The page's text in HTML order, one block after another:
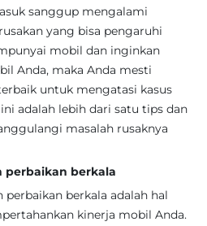
sanggup mengalami
yang bisa pengaruhi
mobil dan inginkan
Anda, maka Anda mesti
untuk mengatasi kasus
adalah lebih dari satu tips dan
masalah rusaknya
perbaikan berkala
perbaikan berkala adalah hal
kinerja mobil Anda.